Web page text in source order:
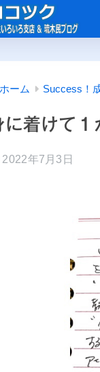
ホーム Success！
に着けて
2022年7月3日